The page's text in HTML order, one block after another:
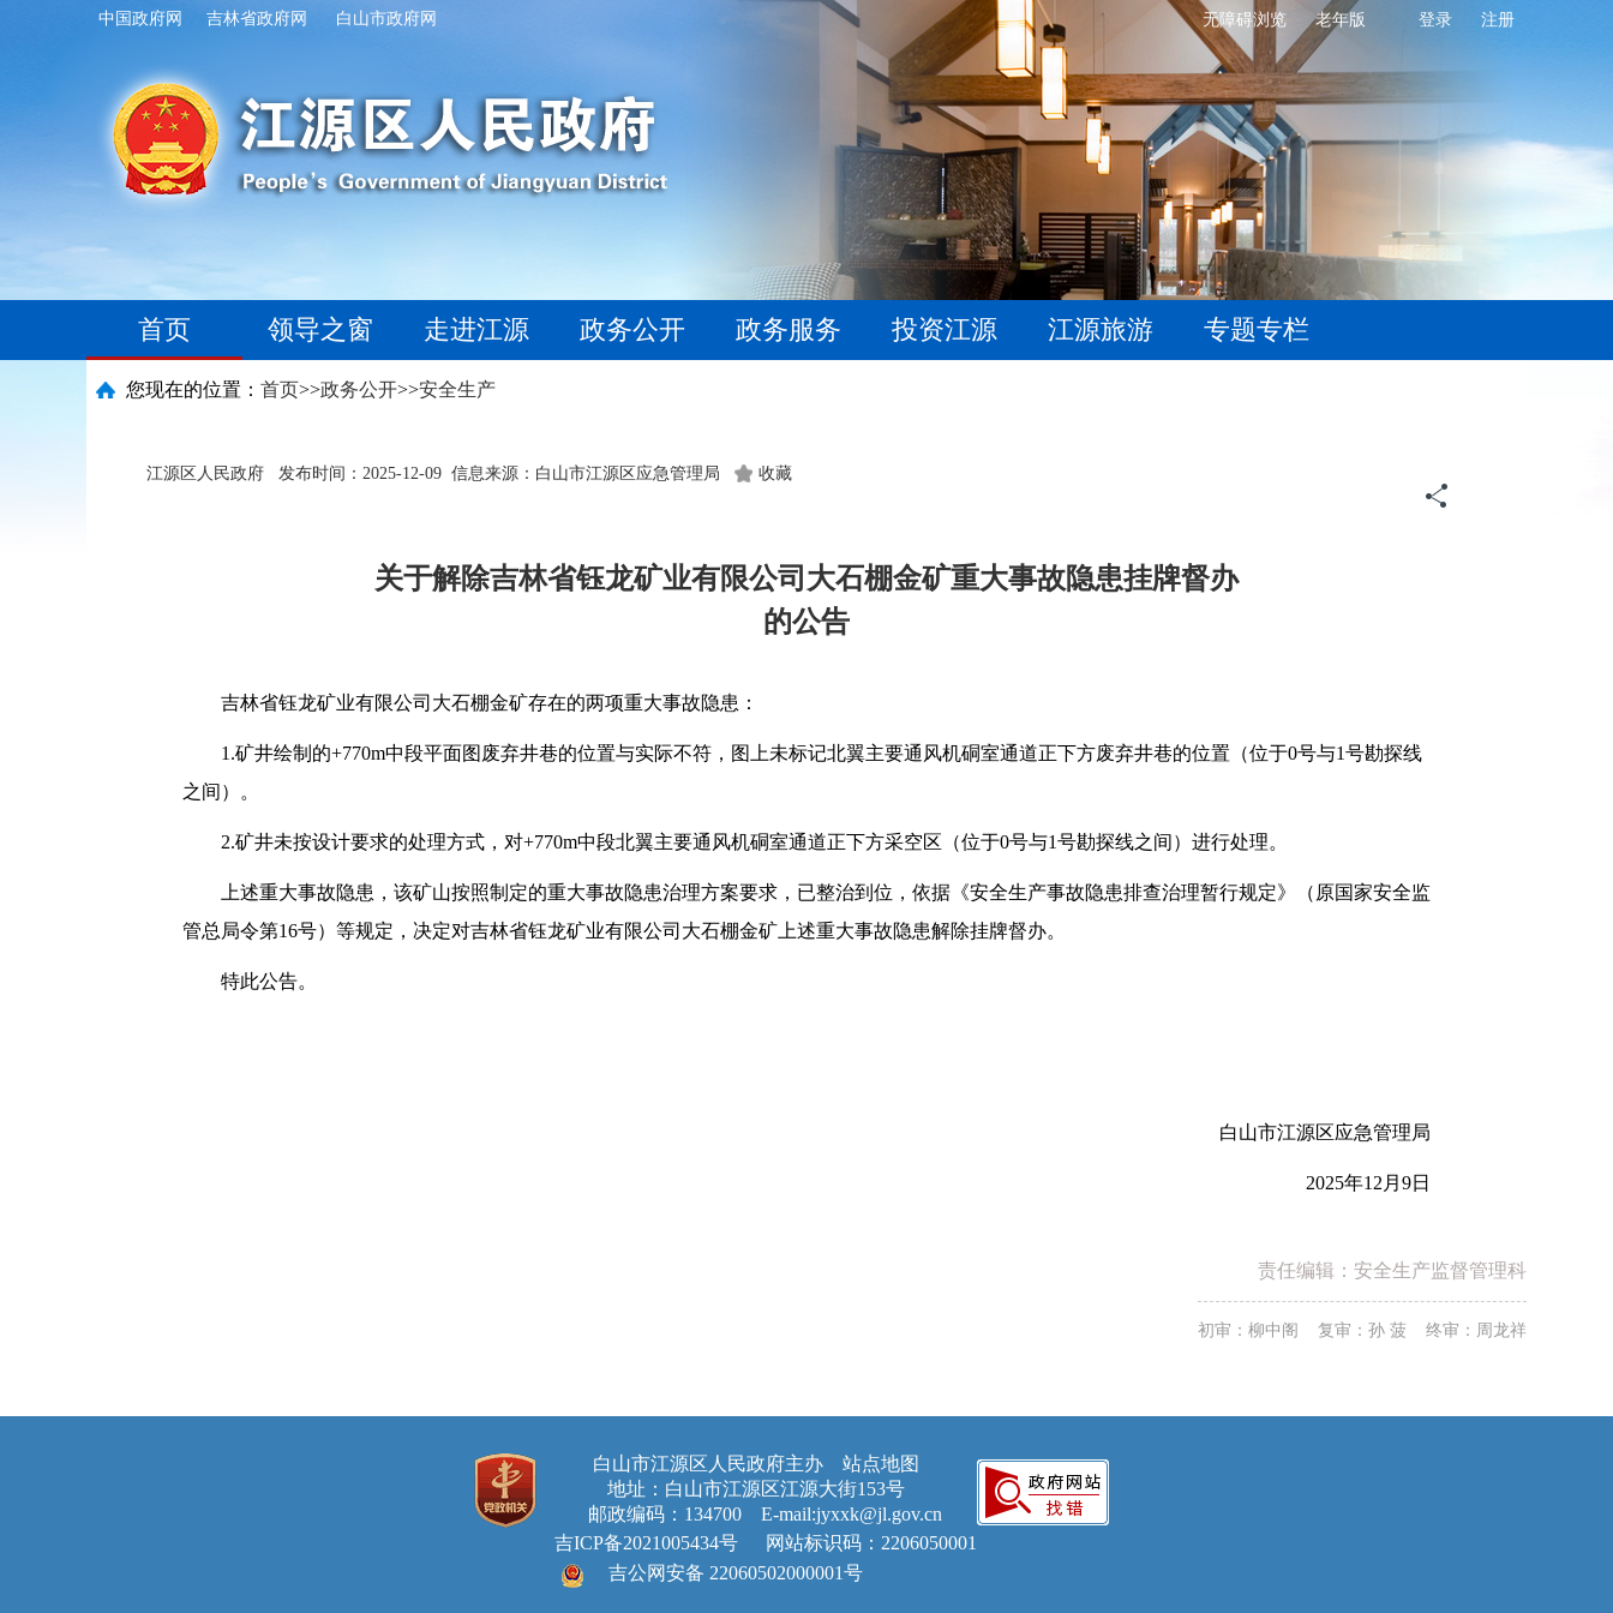
中国政府网 吉林省政府网 白山市政府网 无障碍浏览 老年版 登录 注册
首页 领导之窗 走进江源 政务公开 政务服务 投资江源 江源旅游 专题专栏
您现在的位置： 首页>>政务公开>>安全生产
江源区人民政府 发布时间：2025-12-09 信息来源：白山市江源区应急管理局 收藏
关于解除吉林省钰龙矿业有限公司大石棚金矿重大事故隐患挂牌督办
的公告
吉林省钰龙矿业有限公司大石棚金矿存在的两项重大事故隐患：
1.矿井绘制的+770m中段平面图废弃井巷的位置与实际不符，图上未标记北翼主要通风机硐室通道正下方废弃井巷的位置（位于0号与1号勘探线
之间）。
2.矿井未按设计要求的处理方式，对+770m中段北翼主要通风机硐室通道正下方采空区（位于0号与1号勘探线之间）进行处理。
上述重大事故隐患，该矿山按照制定的重大事故隐患治理方案要求，已整治到位，依据《安全生产事故隐患排查治理暂行规定》（原国家安全监
管总局令第16号）等规定，决定对吉林省钰龙矿业有限公司大石棚金矿上述重大事故隐患解除挂牌督办。
特此公告。
白山市江源区应急管理局
2025年12月9日
责任编辑：安全生产监督管理科
初审：柳中阁 复审：孙 菠 终审：周龙祥
白山市江源区人民政府主办 站点地图
地址：白山市江源区江源大街153号
邮政编码：134700 E-mail:jyxxk@jl.gov.cn
吉ICP备2021005434号
网站标识码：2206050001
吉公网安备 22060502000001号